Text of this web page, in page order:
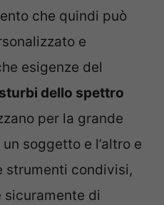
che quindi può
e
esigenze del
dello spettro
per la grande
soggetto e l’altro e
strumenti condivisi,
sicuramente di